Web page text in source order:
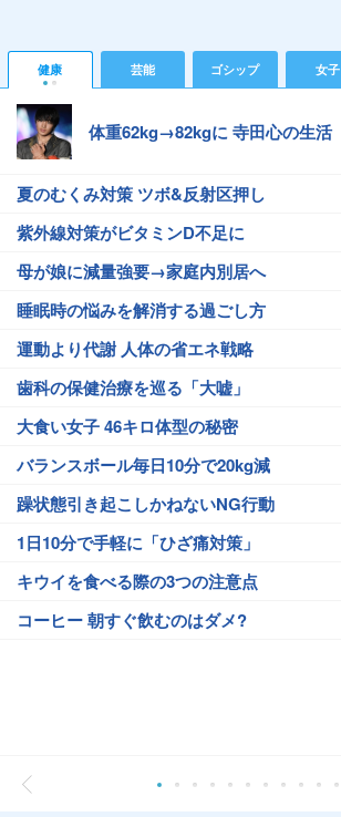
健康 芸能 ゴシップ 女子
体重62kg→82kgに 寺田心の生活
夏のむくみ対策 ツボ&反射区押し
紫外線対策がビタミンD不足に
母が娘に減量強要→家庭内別居へ
睡眠時の悩みを解消する過ごし方
運動より代謝 人体の省エネ戦略
歯科の保健治療を巡る「大嘘」
大食い女子 46キロ体型の秘密
バランスボール毎日10分で20kg減
躁状態引き起こしかねないNG行動
1日10分で手軽に「ひざ痛対策」
キウイを食べる際の3つの注意点
コーヒー 朝すぐ飲むのはダメ?